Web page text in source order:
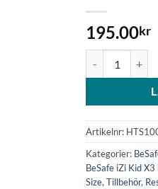
195.00kr
Artikelnr:
Kategorier:
BeSafe iZi Kid X3
Size,Tillbehör,